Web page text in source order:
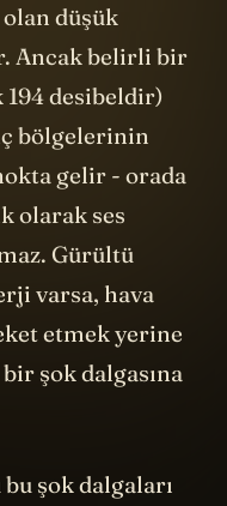
düşük
Ancak belirli bir
desibeldir)
bölgelerinin
gelir - orada
olarak ses
Gürültü
varsa, hava
etmek yerine
şok dalgasına
şok dalgaları